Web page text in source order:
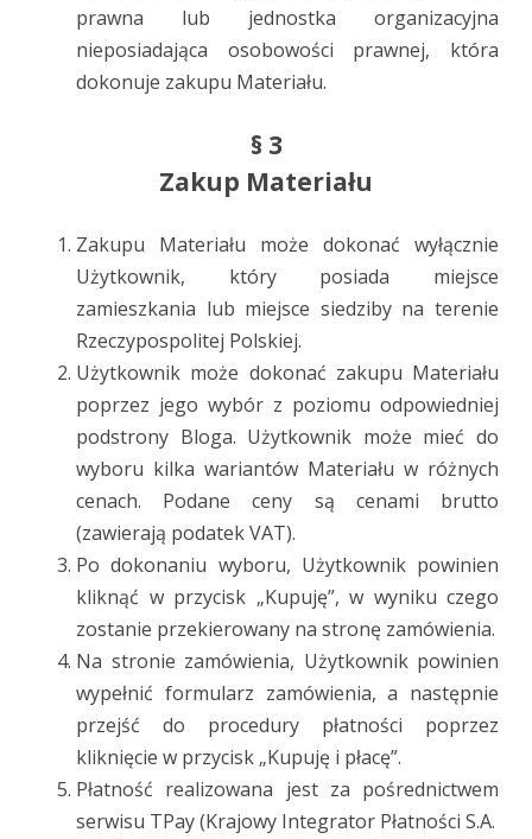
prawna lub jednostka organizacyjna
nieposiadająca osobowości prawnej, która
dokonuje zakupu Materiału.
§ 3
Zakup Materiału
Zakupu Materiału może dokonać wyłącznie
Użytkownik, który posiada miejsce
zamieszkania lub miejsce siedziby na terenie
Rzeczypospolitej Polskiej.
Użytkownik może dokonać zakupu Materiału
poprzez jego wybór z poziomu odpowiedniej
podstrony Bloga. Użytkownik może mieć do
wyboru kilka wariantów Materiału w różnych
cenach. Podane ceny są cenami brutto
(zawierają podatek VAT).
Po dokonaniu wyboru, Użytkownik powinien
kliknąć w przycisk „Kupuję”, w wyniku czego
zostanie przekierowany na stronę zamówienia.
Na stronie zamówienia, Użytkownik powinien
wypełnić formularz zamówienia, a następnie
przejść do procedury płatności poprzez
kliknięcie w przycisk „Kupuję i płacę”.
Płatność realizowana jest za pośrednictwem
serwisu TPay (Krajowy Integrator Płatności S.A.